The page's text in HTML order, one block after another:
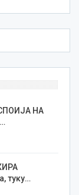
НА
туку…